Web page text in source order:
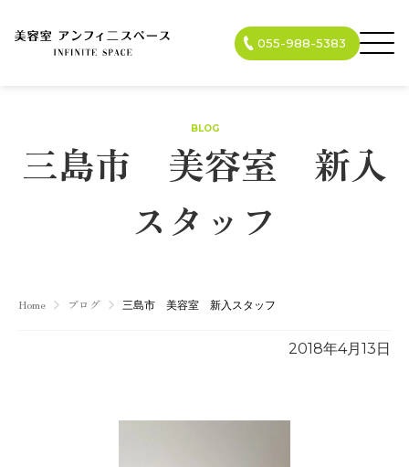
055-988-5383
BLOG
三島市 美容室 新入
スタッフ
Home ブログ 三島市 美容室 新入スタッフ
2018年4月13日